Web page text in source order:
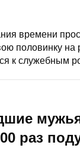
времени
половинку на
к служебным
раз